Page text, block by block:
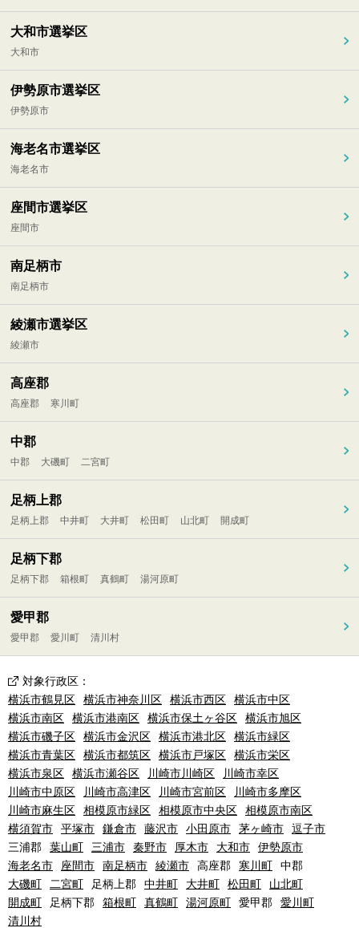
大和市選挙区
大和市
伊勢原市選挙区
伊勢原市
海老名市選挙区
海老名市
座間市選挙区
座間市
南足柄市
南足柄市
綾瀬市選挙区
綾瀬市
高座郡
高座郡 寒川町
中郡
中郡 大磯町 二宮町
足柄上郡
足柄上郡 中井町 大井町 松田町 山北町 開成町
足柄下郡
足柄下郡 箱根町 真鶴町 湯河原町
愛甲郡
愛甲郡 愛川町 清川村
対象行政区 ：
横浜市鶴見区
横浜市神奈川区 横浜市西区
横浜市中区
横浜市南区
横浜市港南区 横浜市保土ヶ谷区
横浜市旭区
横浜市磯子区
横浜市金沢区 横浜市港北区
横浜市緑区
横浜市青葉区
横浜市都筑区 横浜市戸塚区
横浜市栄区
横浜市泉区
横浜市瀬谷区 川崎市川崎区
川崎市幸区
川崎市中原区
川崎市高津区 川崎市宮前区
川崎市多摩区
川崎市麻生区
相模原市緑区 相模原市中央区
相模原市南区
横須賀市
平塚市 鎌倉市 藤沢市 小田原市 茅ヶ崎市
逗子市
三浦郡
葉山町 三浦市 秦野市 厚木市 大和市
伊勢原市
海老名市
座間市 南足柄市 綾瀬市 高座郡 寒川町
中郡
大磯町
二宮町 足柄上郡 中井町 大井町 松田町
山北町
開成町
足柄下郡 箱根町 真鶴町 湯河原町 愛甲郡
愛川町
清川村